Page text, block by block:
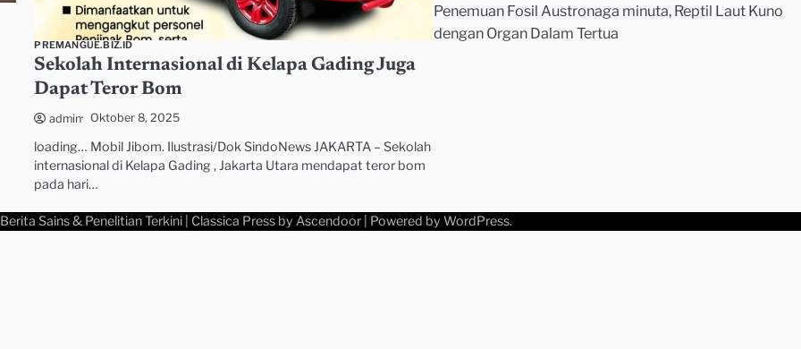
PREMANGUE.BIZ.ID
Sekolah Internasional di Kelapa Gading Juga
Dapat Teror Bom
admin Oktober 8, 2025
loading… Mobil Jibom. Ilustrasi/Dok SindoNews JAKARTA – Sekolah
internasional di Kelapa Gading , Jakarta Utara mendapat teror bom
pada hari…
Penemuan Fosil Austronaga minuta, Reptil Laut Kuno
dengan Organ Dalam Tertua
Berita Sains & Penelitian Terkini | Classica Press by Ascendoor | Powered by WordPress.